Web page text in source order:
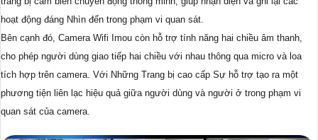
hoạt động đáng Nhìn đến trong phạm vi quan sát.
Bên cạnh đó, Camera Wifi Imou còn hỗ trợ tính năng hai chiều âm thanh,
cho phép người dùng giao tiếp hai chiều với nhau thông qua micro và loa
tích hợp trên camera. Với Những Trang bị cao cấp Sự hỗ trợ tạo ra một
phương tiện liên lạc hiệu quả giữa người dùng và người ở trong phạm vi
quan sát của camera.